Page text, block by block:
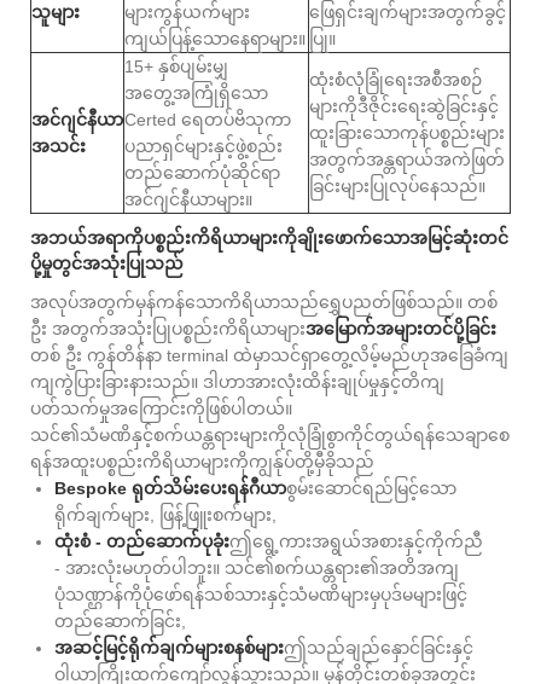
သူများ
များကွန်ယက်များ
ကျယ်ပြန့်သောနေရာများ။
ဖြေရှင်းချက်များအတွက်ခွင့်
ပြု။
အင်ဂျင်နီယာ
အသင်း
15+ နှစ်ပျမ်းမျှ
အတွေ့အကြုံရှိသော
Certed ရေတပ်ဗိသုကာ
ပညာရှင်များနှင့်ဖွဲ့စည်း
တည်ဆောက်ပုံဆိုင်ရာ
အင်ဂျင်နီယာများ။
ထုံးစံလုံခြုံရေးအစီအစဉ်
များကိုဒီဇိုင်းရေးဆွဲခြင်းနှင့်
ထူးခြားသောကုန်ပစ္စည်းများ
အတွက်အန္တရာယ်အကဲဖြတ်
ခြင်းများပြုလုပ်နေသည်။
အဘယ်အရာကိုပစ္စည်းကိရိယာများကိုချိုးဖောက်သောအမြင့်ဆုံးတင်
ပို့မှုတွင်အသုံးပြုသည်
အလုပ်အတွက်မှန်ကန်သောကိရိယာသည်ရွှေပညတ်ဖြစ်သည်။ တစ်
ဦး အတွက်အသုံးပြုပစ္စည်းကိရိယာများအမြောက်အများတင်ပို့ခြင်း
တစ် ဦး ကွန်တိန်နာ terminal ထဲမှာသင်ရှာတွေ့လိမ့်မည်ဟုအခြေခံကျ
ကျကွဲပြားခြားနားသည်။ ဒါဟာအားလုံးထိန်းချုပ်မှုနှင့်တိကျ
ပတ်သက်မှုအကြောင်းကိုဖြစ်ပါတယ်။
သင်၏သံမဏိနှင့်စက်ယန္တရားများကိုလုံခြုံစွာကိုင်တွယ်ရန်သေချာစေ
ရန်အထူးပစ္စည်းကိရိယာများကိုကျွန်ုပ်တို့မှီခိုသည်
Bespoke ရုတ်သိမ်းပေးရန်ဂီယာစွမ်းဆောင်ရည်မြင့်သော
ရိုက်ချက်များ, ဖြန့်ဖြူးစက်များ,
ထုံးစံ - တည်ဆောက်ပုခုံးဤရွေ့ကားအရွယ်အစားနှင့်ကိုက်ညီ
- အားလုံးမဟုတ်ပါဘူး။ သင်၏စက်ယန္တရား၏အတိအကျ
ပုံသဏ္ဌာန်ကိုပုံဖော်ရန်သစ်သားနှင့်သံမဏိများမှပုဒ်မများဖြင့်
တည်ဆောက်ခြင်း,
အဆင့်မြင့်ရိုက်ချက်များစနစ်များဤသည်ချည်နှောင်ခြင်းနှင့်
ဝါယာကြိုးထက်ကျော်လွန်သွားသည်။ မုန်တိုင်းတစ်ခုအတွင်း